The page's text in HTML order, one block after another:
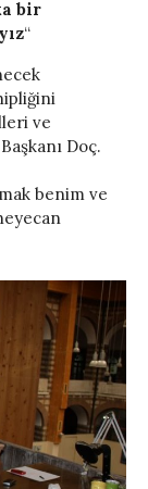
bir
“
ve
Başkanı Doç.
benim ve